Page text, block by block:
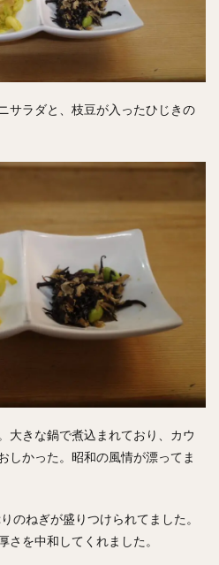
サラダと、枝豆が入ったひじきの
大きな鍋で煮込まれており、カウ
しかった。昭和の風情が漂ってま
のねぎが盛りつけられてました。
さを中和してくれました。